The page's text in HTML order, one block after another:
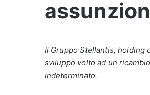
Il Gruppo Stellantis, holding
sviluppo volto ad un
indeterminato.